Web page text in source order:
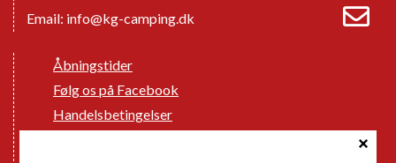
Email: info@kg-camping.dk
Åbningstider
Følg os på Facebook
Handelsbetingelser